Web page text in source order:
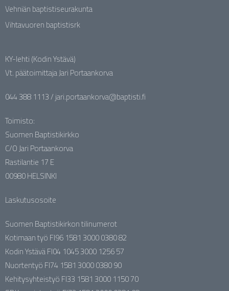
Vehniän baptistiseurakunta
Vihtavuoren baptistisrk
KY-lehti (Kodin Ystävä)
Vt. päätoimittaja Jari Portaankorva
044 388 1113 / jari.portaankorva@baptisti.fi
Toimisto:
Suomen Baptistikirkko
C/O Jari Portaankorva
Rastilantie 17 E
00980 HELSINKI
Laskutusosoite
Suomen Baptistikirkon tilinumerot
Kotimaan työ FI96 1581 3000 0380 82
Kodin Ystävä FI04 1045 3000 1256 57
Nuortentyö FI74 1581 3000 0380 90
Kehitysyhteistyö FI33 1581 3000 1150 70